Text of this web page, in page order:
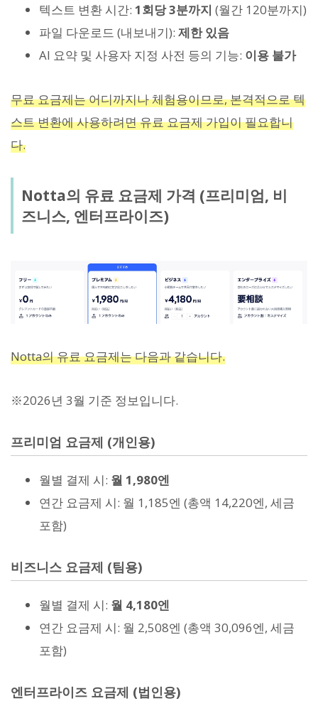
텍스트 변환 시간: 1회당 3분까지 (월간 120분까지)
파일 다운로드 (내보내기): 제한 있음
AI 요약 및 사용자 지정 사전 등의 기능: 이용 불가
무료 요금제는 어디까지나 체험용이므로, 본격적으로 텍
스트 변환에 사용하려면 유료 요금제 가입이 필요합니
다.
Notta의 유료 요금제 가격 (프리미엄, 비
즈니스, 엔터프라이즈)
Notta의 유료 요금제는 다음과 같습니다.
※2026년 3월 기준 정보입니다.
프리미엄 요금제 (개인용)
월별 결제 시: 월 1,980엔
연간 요금제 시: 월 1,185엔 (총액 14,220엔, 세금
포함)
비즈니스 요금제 (팀용)
월별 결제 시: 월 4,180엔
연간 요금제 시: 월 2,508엔 (총액 30,096엔, 세금
포함)
엔터프라이즈 요금제 (법인용)